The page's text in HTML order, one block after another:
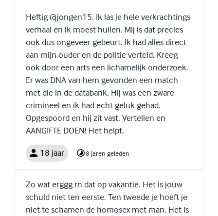
Heftig @jongen15. Ik las je hele verkrachtings
verhaal en ik moest huilen. Mij is dat precies
ook dus ongeveer gebeurt. Ik had alles direct
aan mijn ouder en de politie verteld. Kreeg
ook door een arts een lichamelijk onderzoek.
Er was DNA van hem gevonden een match
met die in de databank. Hij was een zware
crimineel en ik had echt geluk gehad.
Opgespoord en hij zit vast. Vertellen en
AANGIFTE DOEN! Het helpt.
18 jaar 8 jaren geleden
Zo wat erggg rn dat op vakantie. Het is jouw
schuld niet ten eerste. Ten tweede je hoeft je
niet te schamen de homosex met man. Het is